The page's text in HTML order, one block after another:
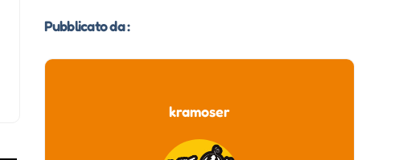
Pubblicato da :
kramoser